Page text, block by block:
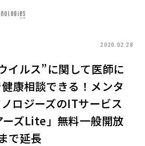
2020.02.28
イルス”に関して医師に
康相談できる！メンタ
ロジーズのITサービス
ーズLite」無料一般開放
で延長